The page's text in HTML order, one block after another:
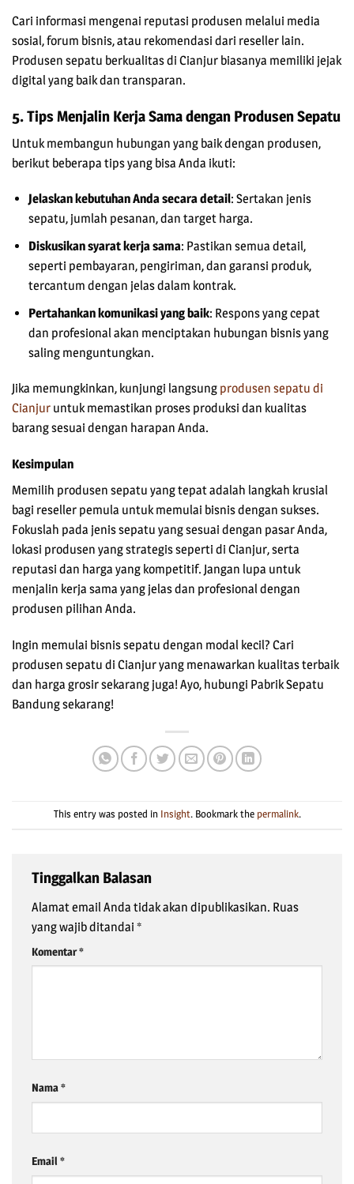
Cari informasi mengenai reputasi produsen melalui media
sosial, forum bisnis, atau rekomendasi dari reseller lain.
Produsen sepatu berkualitas di Cianjur biasanya memiliki jejak
digital yang baik dan transparan.
5. Tips Menjalin Kerja Sama dengan Produsen Sepatu
Untuk membangun hubungan yang baik dengan produsen,
berikut beberapa tips yang bisa Anda ikuti:
Jelaskan kebutuhan Anda secara detail: Sertakan jenis
sepatu, jumlah pesanan, dan target harga.
Diskusikan syarat kerja sama: Pastikan semua detail,
seperti pembayaran, pengiriman, dan garansi produk,
tercantum dengan jelas dalam kontrak.
Pertahankan komunikasi yang baik: Respons yang cepat
dan profesional akan menciptakan hubungan bisnis yang
saling menguntungkan.
Jika memungkinkan, kunjungi langsung produsen sepatu di
Cianjur untuk memastikan proses produksi dan kualitas
barang sesuai dengan harapan Anda.
Kesimpulan
Memilih produsen sepatu yang tepat adalah langkah krusial
bagi reseller pemula untuk memulai bisnis dengan sukses.
Fokuslah pada jenis sepatu yang sesuai dengan pasar Anda,
lokasi produsen yang strategis seperti di Cianjur, serta
reputasi dan harga yang kompetitif. Jangan lupa untuk
menjalin kerja sama yang jelas dan profesional dengan
produsen pilihan Anda.
Ingin memulai bisnis sepatu dengan modal kecil? Cari
produsen sepatu di Cianjuryang menawarkan kualitas terbaik
dan harga grosir sekarang juga! Ayo, hubungi Pabrik Sepatu
Bandung sekarang!
This entry was posted in Insight. Bookmark the permalink.
Tinggalkan Balasan
Alamat email Anda tidak akan dipublikasikan. Ruas
yang wajib ditandai *
Komentar*
Nama*
Email *